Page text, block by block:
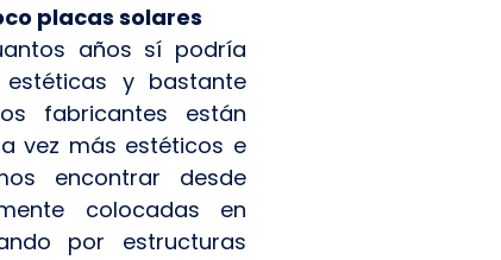
placas solares
años sí podría
y bastante
fabricantes están
vez más estéticos e
encontrar desde
colocadas en
por estructuras